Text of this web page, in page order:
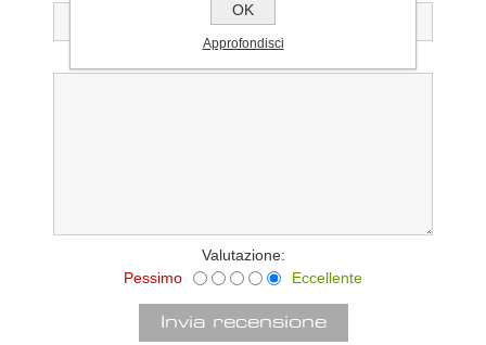
Valutazione:
Pessimo
Eccellente
OK
Approfondisci